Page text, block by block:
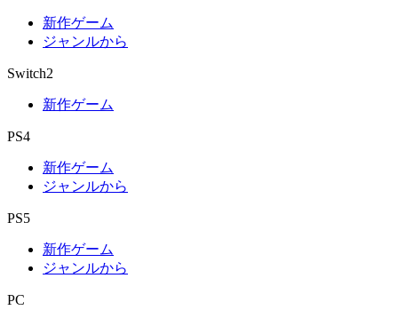
新作ゲーム
ジャンルから
Switch2
新作ゲーム
PS4
新作ゲーム
ジャンルから
PS5
新作ゲーム
ジャンルから
PC